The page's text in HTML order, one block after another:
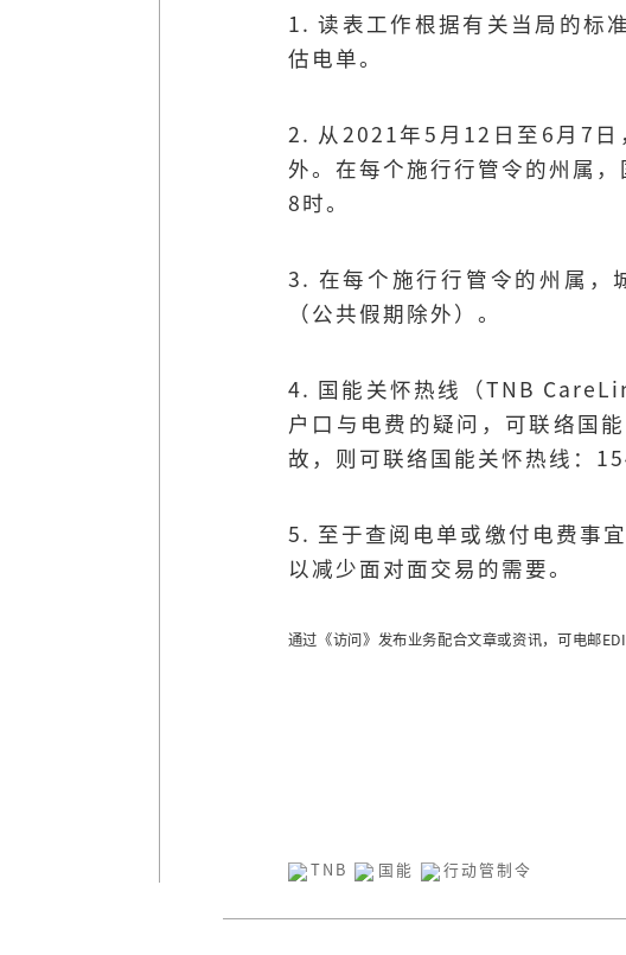
1. 读表工作根据有关当局的标
估电单。
2. 从2021年5月12日至6月7日
外。在每个施行行管令的州属
8时。
3. 在每个施行行管令的州属，
（公共假期除外）。
4. 国能关怀热线（TNB
户口与电费的疑问，可联络国
故，则可联络国能关怀热线：
5. 至于查阅电单或缴付电费事
以减少面对面交易的需要。
通过《访问》发布业务配合文章或资讯，可电邮
TNB 国能 行动管制令